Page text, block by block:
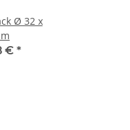
Ø 32 x
€ *